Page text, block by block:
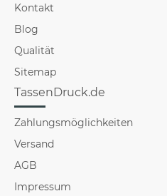
Kontakt
Blog
Qualität
Sitemap
TassenDruck.de
Zahlungsmöglichkeiten
Versand
AGB
Impressum